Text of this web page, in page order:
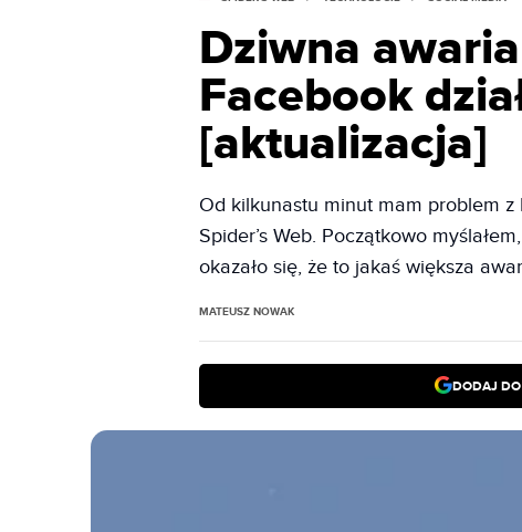
Dziwna
Facebook
[aktualizacja]
Od kilkunastu minut mam problem
Spider’s Web. Początkowo
okazało się, że to jakaś większa
MATEUSZ NOWAK
DODAJ